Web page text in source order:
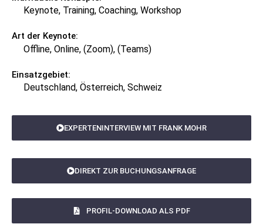
Keynote, Training, Coaching, Workshop
Art der Keynote:
Offline, Online, (Zoom), (Teams)
Einsatzgebiet:
Deutschland, Österreich, Schweiz
EXPERTENINTERVIEW MIT FRANK MOHR
DIREKT ZUR BUCHUNGSANFRAGE
PROFIL-DOWNLOAD ALS PDF